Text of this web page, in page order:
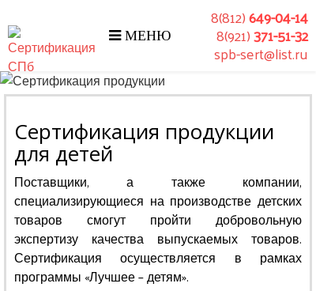
МЕНЮ
8(812)649-04-14
8(921)371-51-32
spb-sert@list.ru
Сертификация продукции
для детей
Поставщики, а также компании,
специализирующиеся на производстве детских
товаров смогут пройти добровольную
экспертизу качества выпускаемых товаров.
Сертификация осуществляется в рамках
программы «Лучшее – детям».